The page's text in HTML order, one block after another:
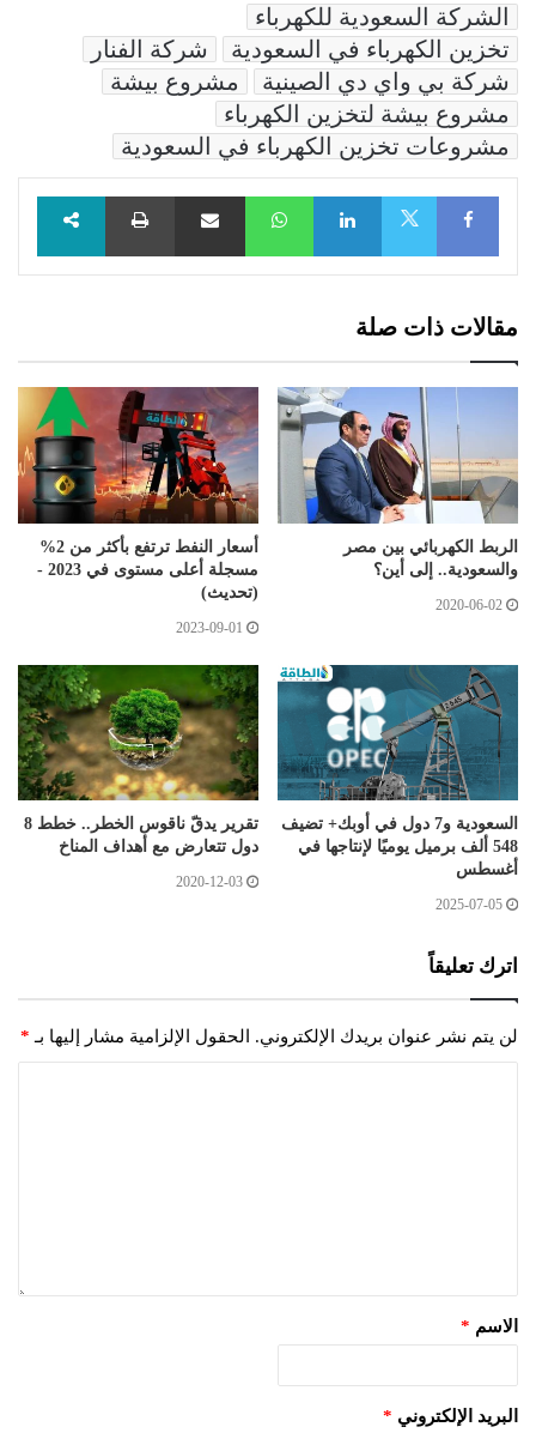
الشركة السعودية للكهرباء
تخزين الكهرباء في السعودية
شركة الفنار
شركة بي واي دي الصينية
مشروع بيشة
مشروع بيشة لتخزين الكهرباء
مشروعات تخزين الكهرباء في السعودية
Facebook
LinkedIn
WhatsAppمشاركة عبر البريد طباعة
مقالات ذات صلة
الربط الكهربائي بين مصر
والسعودية.. إلى أين؟
2020-06-02
أسعار النفط ترتفع بأكثر من 2%
مسجلة أعلى مستوى في 2023 -
(تحديث)
2023-09-01
السعودية و7 دول في أوبك+ تضيف
548 ألف برميل يوميًا لإنتاجها في
أغسطس
2025-07-05
تقرير يدقّ ناقوس الخطر.. خطط 8
دول تتعارض مع أهداف المناخ
2020-12-03
اترك تعليقاً
لن يتم نشر عنوان بريدك الإلكتروني. الحقول الإلزامية مشار إليها بـ *
الاسم *
البريد الإلكتروني *